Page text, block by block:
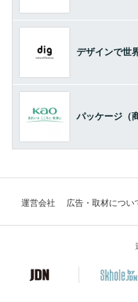
デザインで世
パッケージ（
運営会社 広告・取材につい